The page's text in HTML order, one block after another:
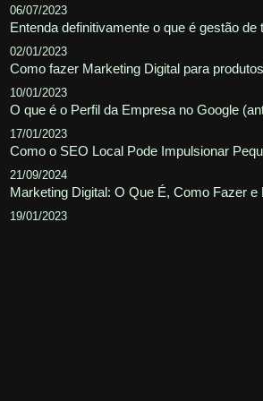
06/07/2023
Entenda definitivamente o que é gestão
02/01/2023
Como fazer Marketing Digital para
10/01/2023
O que é o Perfil da Empresa no Google
17/01/2023
Como o SEO Local Pode Impulsionar
21/09/2024
Marketing Digital: O Que É, Como Fazer e
19/01/2023